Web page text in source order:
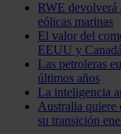
RWE devolverá
eólicas marinas
El valor del
EEUU y
Las petroleras
últimos años
La inteligencia
Australia quiere
su transición